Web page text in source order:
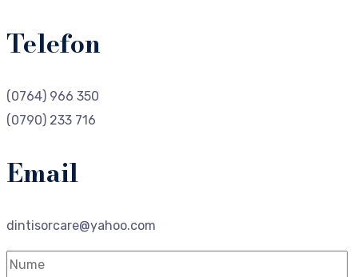
Telefon
(0764) 966 350
(0790) 233 716
Email
dintisorcare@yahoo.com